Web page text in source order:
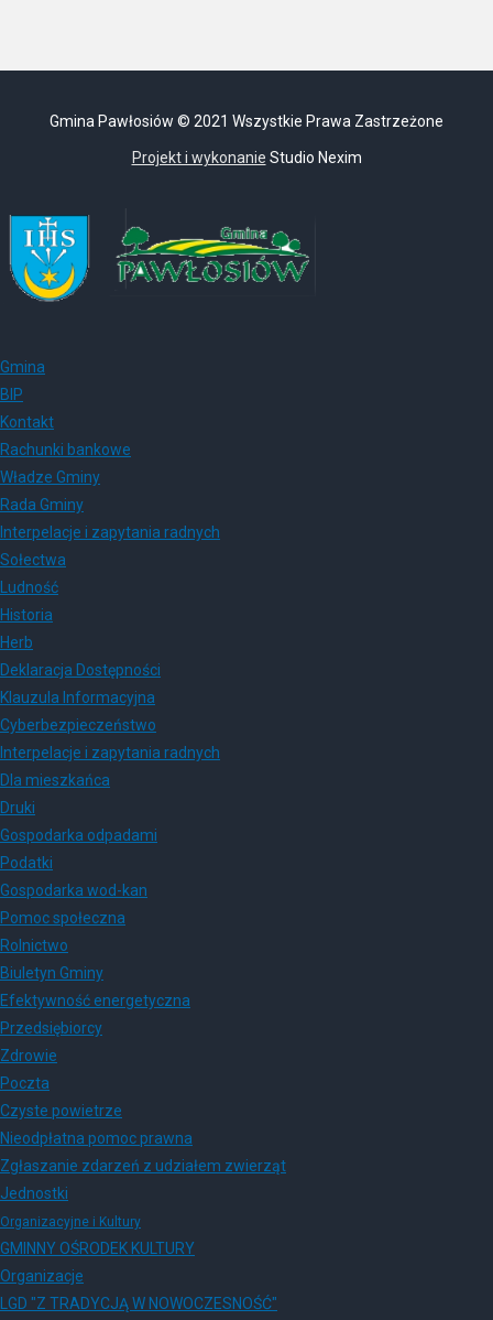
Gmina Pawłosiów © 2021 Wszystkie Prawa Zastrzeżone
Projekt i wykonanie Studio Nexim
Gmina
BIP
Kontakt
Rachunki bankowe
Władze Gminy
Rada Gminy
Interpelacje i zapytania radnych
Sołectwa
Ludność
Historia
Herb
Deklaracja Dostępności
Klauzula Informacyjna
Cyberbezpieczeństwo
Interpelacje i zapytania radnych
Dla mieszkańca
Druki
Gospodarka odpadami
Podatki
Gospodarka wod-kan
Pomoc społeczna
Rolnictwo
Biuletyn Gminy
Efektywność energetyczna
Przedsiębiorcy
Zdrowie
Poczta
Czyste powietrze
Nieodpłatna pomoc prawna
Zgłaszanie zdarzeń z udziałem zwierząt
Jednostki
Organizacyjne i Kultury
GMINNY OŚRODEK KULTURY
Organizacje
LGD "Z TRADYCJĄ W NOWOCZESNOŚĆ"